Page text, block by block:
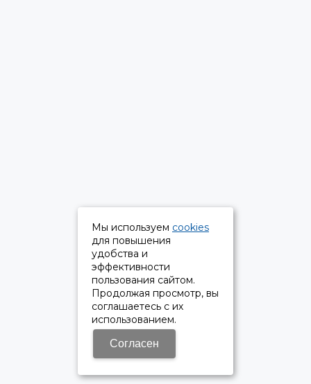
Мы используем cookies
для повышения
удобства и
эффективности
пользования сайтом.
Продолжая просмотр, вы
соглашаетесь с их
использованием.
Согласен